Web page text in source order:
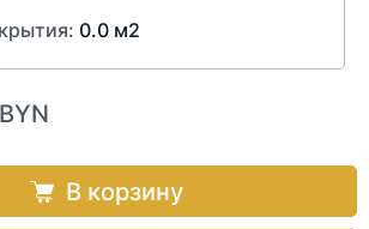
0.0 м2
BYN
В корзину